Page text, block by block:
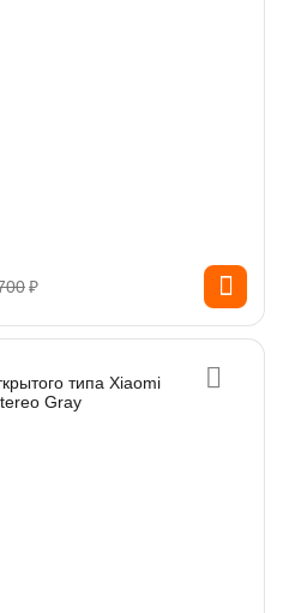
₽
типа Xiaomi
Gray